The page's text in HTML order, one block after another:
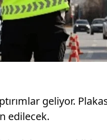
geliyor.
edilecek.